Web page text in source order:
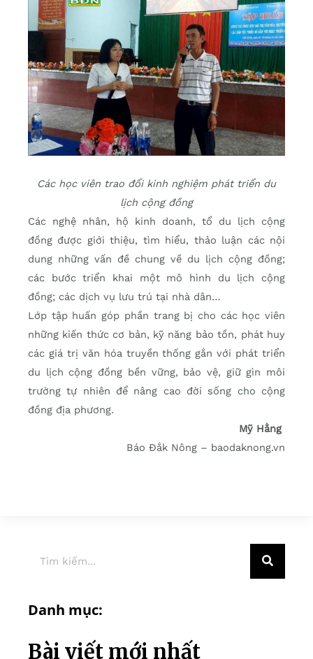
Các học viên trao đổi kinh nghiệm phát triển du
lịch cộng đồng
Các nghệ nhân, hộ kinh doanh, tổ du lịch cộng
đồng được giới thiệu, tìm hiểu, thảo luận các nội
dung những vấn đề chung về du lịch cộng đồng;
các bước triển khai một mô hình du lịch cộng
đồng; các dịch vụ lưu trú tại nhà dân…
Lớp tập huấn góp phần trang bị cho các học viên
những kiến thức cơ bản, kỹ năng bảo tồn, phát huy
các giá trị văn hóa truyền thống gắn với phát triển
du lịch cộng đồng bền vững, bảo vệ, giữ gìn môi
trường tự nhiên để nâng cao đời sống cho cộng
đồng địa phương.
Mỹ Hằng
Báo Đắk Nông – baodaknong.vn
Danh mục:
Bài viết mới nhất